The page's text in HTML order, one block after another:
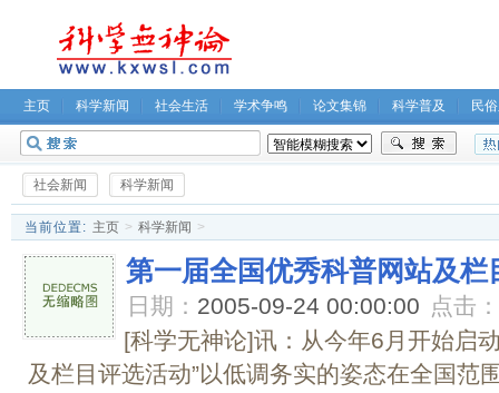
主页 科学新闻 社会生活 学术争鸣 论文集锦 科学普及 民
无神论坛
社会新闻 科学新闻
当前位置: 主页 > 科学新闻 >
第一届全国优秀科普网站及栏
日期： 2005-09-24 00:00:00 点击：
[科学无神论]讯：从今年6月开始启
及栏目评选活动”以低调务实的姿态在全国范